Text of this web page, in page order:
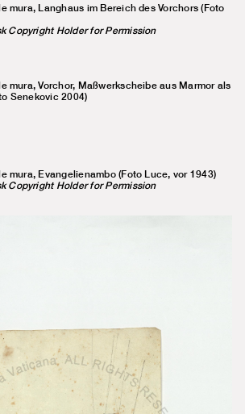
mura, Langhaus im Bereich des Vorchors (Foto
Copyright Holder for Permission
mura, Vorchor, Maßwerkscheibe aus Marmor als
Senekovic 2004)
mura, Evangelienambo (Foto Luce, vor 1943)
Copyright Holder for Permission